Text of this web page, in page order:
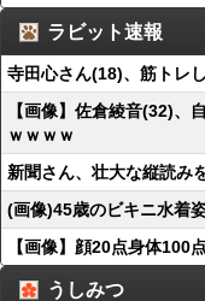
ラビット速報
寺田心さん(18)、筋トレ
【画像】佐倉綾音(32)、
ｗｗｗｗ
新聞さん、壮大な縦読み
(画像)45歳のビキニ水着
【画像】顔20点身体100
うしみつ